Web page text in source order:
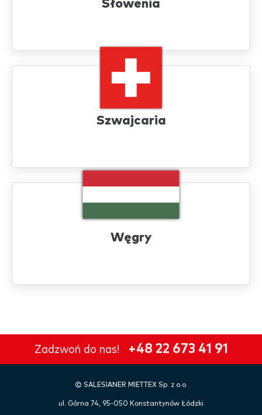
Słowenia
Szwajcaria
Węgry
Zadzwoń do nas! +48 22 673 41 91
© SALESIANER MIETTEX Sp. z o.o.
ul. Górna 74, 95-050 Konstantynów Łódzki